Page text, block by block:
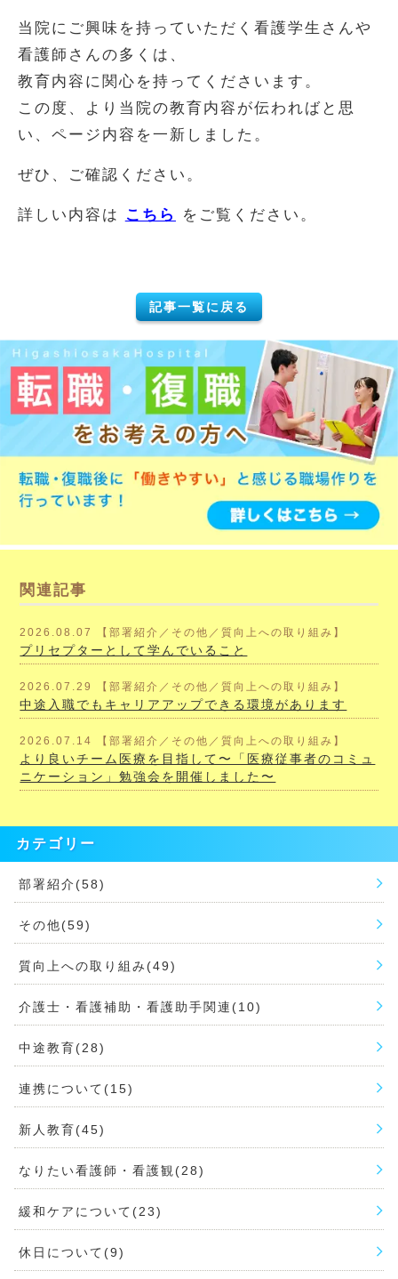
当院にご興味を持っていただく看護学生さんや
看護師さんの多くは、
教育内容に関心を持ってくださいます。
この度、より当院の教育内容が伝わればと思
い、ページ内容を一新しました。
ぜひ、ご確認ください。
詳しい内容は こちら をご覧ください。
記事一覧に戻る
関連記事
2026.08.07 【部署紹介／その他／質向上への取り組み】
プリセプターとして学んでいること
2026.07.29 【部署紹介／その他／質向上への取り組み】
中途入職でもキャリアアップできる環境があります
2026.07.14 【部署紹介／その他／質向上への取り組み】
より良いチーム医療を目指して〜「医療従事者のコミュ
ニケーション」勉強会を開催しました〜
カテゴリー
部署紹介(58)
その他(59)
質向上への取り組み(49)
介護士・看護補助・看護助手関連(10)
中途教育(28)
連携について(15)
新人教育(45)
なりたい看護師・看護観(28)
緩和ケアについて(23)
休日について(9)